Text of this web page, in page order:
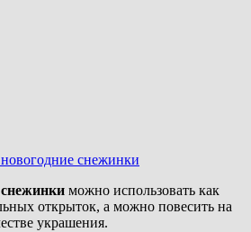
снежинки
снежинки можно использовать как
открыток, а можно повесить на
украшения.